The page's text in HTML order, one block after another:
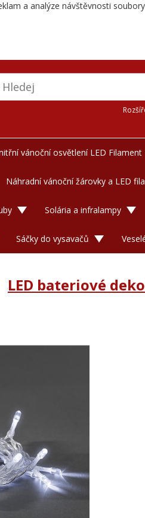
a analýze návštěvnosti
vánoční osvětlení LED Filament
Náhradní vánoční žárovky a LED
Solária a infralampy
Sáčky do vysavačů
LED bateriové